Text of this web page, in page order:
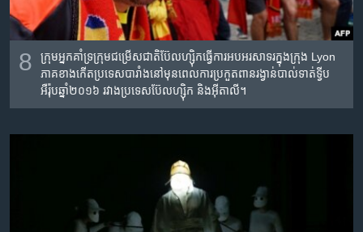
8
ក្រុម​អ្នកគាំទ្រ​ក្រុម​ជម្រើស​ជាតិ​ប៊ែលហ្ស៊ិក​ធ្វើ​ការ​អបអរសាទរ​ក្នុង​ក្រុង Lyon
ភាគ​ខាង​កើត​ប្រទេស​បារាំង​នៅ​មុន​ពេល​ការ​ប្រកួត​ពានរង្វាន់​បាល់ទាត់​ទ្វីប​
អឺរ៉ុប​ឆ្នាំ​២០១៦ រវាង​ប្រទេស​ប៊ែលហ្ស៊ិក និង​អ៊ីតាលី។